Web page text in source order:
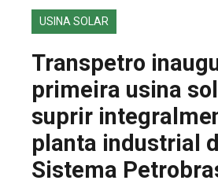
EDIÇÕES ANTERIORES
FALE CONOSCO
USINA SOLAR
Transpetro
primeira usina
suprir
planta industrial
Sistema